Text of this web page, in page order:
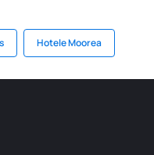
Hotele Moorea